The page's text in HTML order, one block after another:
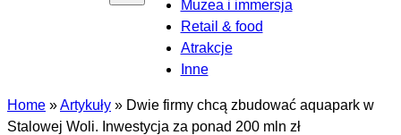
Muzea i immersja
Retail & food
Atrakcje
Inne
Home »Artykuły » Dwie firmy chcą zbudować aquapark w
Stalowej Woli. Inwestycja za ponad 200 mln zł